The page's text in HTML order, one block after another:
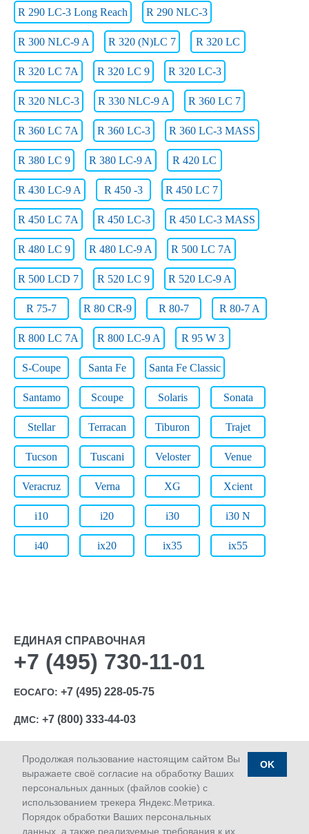
R 290 LC-3 Long Reach R 290 NLC-3
R 300 NLC-9 A R 320 (N)LC 7 R 320 LC
R 320 LC 7A R 320 LC 9 R 320 LC-3
R 320 NLC-3 R 330 NLC-9 A R 360 LC 7
R 360 LC 7A R 360 LC-3 R 360 LC-3 MASS
R 380 LC 9 R 380 LC-9 A R 420 LC
R 430 LC-9 A R 450 -3 R 450 LC 7
R 450 LC 7A R 450 LC-3 R 450 LC-3 MASS
R 480 LC 9 R 480 LC-9 A R 500 LC 7A
R 500 LCD 7 R 520 LC 9 R 520 LC-9 A
R 75-7 R 80 CR-9 R 80-7 R 80-7 A
R 800 LC 7A R 800 LC-9 A R 95 W 3
S-Coupe Santa Fe Santa Fe Classic
Santamo Scoupe Solaris Sonata
Stellar Terracan Tiburon Trajet
Tucson Tuscani Veloster Venue
Veracruz Verna XG Xcient
i10 i20 i30 i30 N
i40 ix20 ix35 ix55
Продолжая пользование настоящим сайтом Вы
выражаете своё согласие на обработку Ваших
персональных данных (файлов cookie) с
использованием трекера Яндекс.Метрика.
Порядок обработки Ваших персональных
данных, а также реализуемые требования к их
OK
ЕДИНАЯ СПРАВОЧНАЯ
+7 (495) 730-11-01
ЕОСАГО: +7 (495) 228-05-75
ДМС: +7 (800) 333-44-03
Ⓒ 1992-2026 АО «МАКС»
Лицензии Банка России: ОС № 1427-03, ОС № 1427-04,
ОС № 1427-05, СЛ № 1427, СИ № 1427, ПС № 1427 от